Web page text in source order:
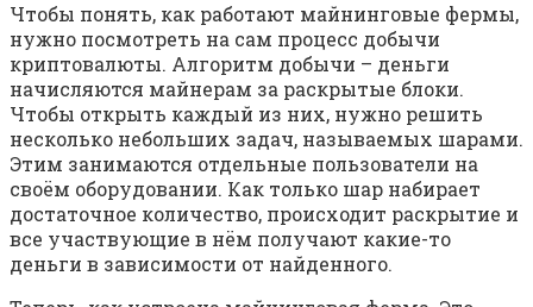
Чтобы понять, как работают майнинговые фермы,
нужно посмотреть на сам процесс добычи
криптовалюты. Алгоритм добычи – деньги
начисляются майнерам за раскрытые блоки.
Чтобы открыть каждый из них, нужно решить
несколько небольших задач, называемых шарами.
Этим занимаются отдельные пользователи на
своём оборудовании. Как только шар набирает
достаточное количество, происходит раскрытие и
все участвующие в нём получают какие-то
деньги в зависимости от найденного.